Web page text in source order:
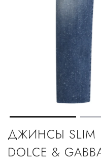
ДЖИНСЫ SLIM
DOLCE &